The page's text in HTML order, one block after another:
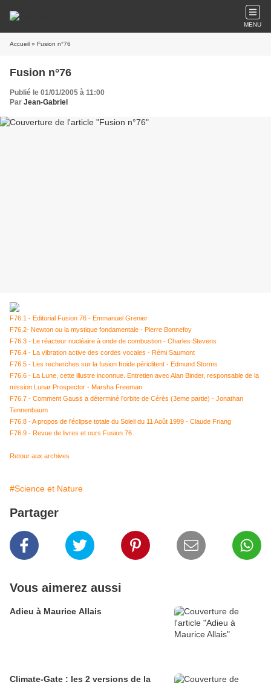
MENU
Accueil » Fusion n°76
Fusion n°76
Publié le 01/01/2005 à 11:00
Par Jean-Gabriel
F76.1 - Editorial Fusion 76 - Emmanuel Grenier
F76.2- Newton ou la mystique fondamentale - Pierre Bonnefoy
F76.3 - Le réacteur nucléaire à onde de combustion - Charles Stevens
F76.4 - La vibration active des cordes vocales - Rémi Saumont
F76.5 - Les recherches sur la fusion froide périclitent - Edmund Storms
F76.6 - La Lune, cette illustre inconnue. Entretien avec Alan Binder, responsable de la
mission Lunar Prospector - Marsha Freeman
F76.7 - Comment Gauss a déterminé l'orbite de Cérès (3eme partie) - Jonathan
Tennenbaum
F76.8 - A propos de l'éclipse totale du Soleil du 11 Août 1999 - Claude Friang
F76.9 - Revue de livres et ours Fusion 76
Retour aux archives
#Science et Nature
Partager
Vous aimerez aussi
Adieu à Maurice Allais
Climate-Gate : les 2 versions de la